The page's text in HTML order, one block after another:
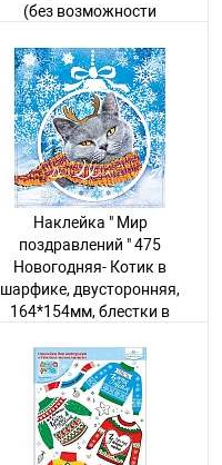
(без возможности
европодвес
Авторизуйтесь, чтобы
увидеть цену
5 товаров
Наклейка " Мир
поздравлений " 475
Новогодняя- Котик в
шарфике, двусторонняя,
164*154мм, блестки в
Авторизуйтесь, чтобы
увидеть цену
80 товаров